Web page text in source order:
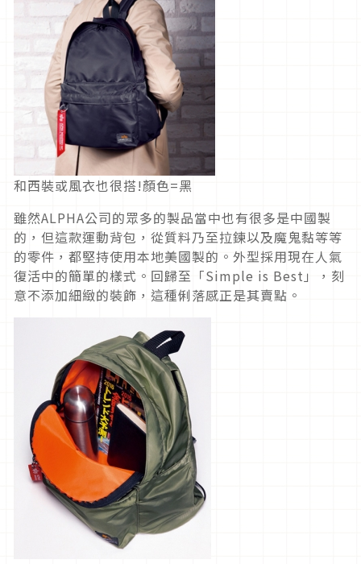
和西裝或風衣也很搭!顏色=黑
雖然ALPHA公司的眾多的製品當中也有很多是中國製
的，但這款運動背包，從質料乃至拉鍊以及魔鬼黏等等
的零件，都堅持使用本地美國製的。外型採用現在人氣
復活中的簡單的樣式。回歸至「Simple is Best」，刻
意不添加細緻的裝飾，這種俐落感正是其賣點。